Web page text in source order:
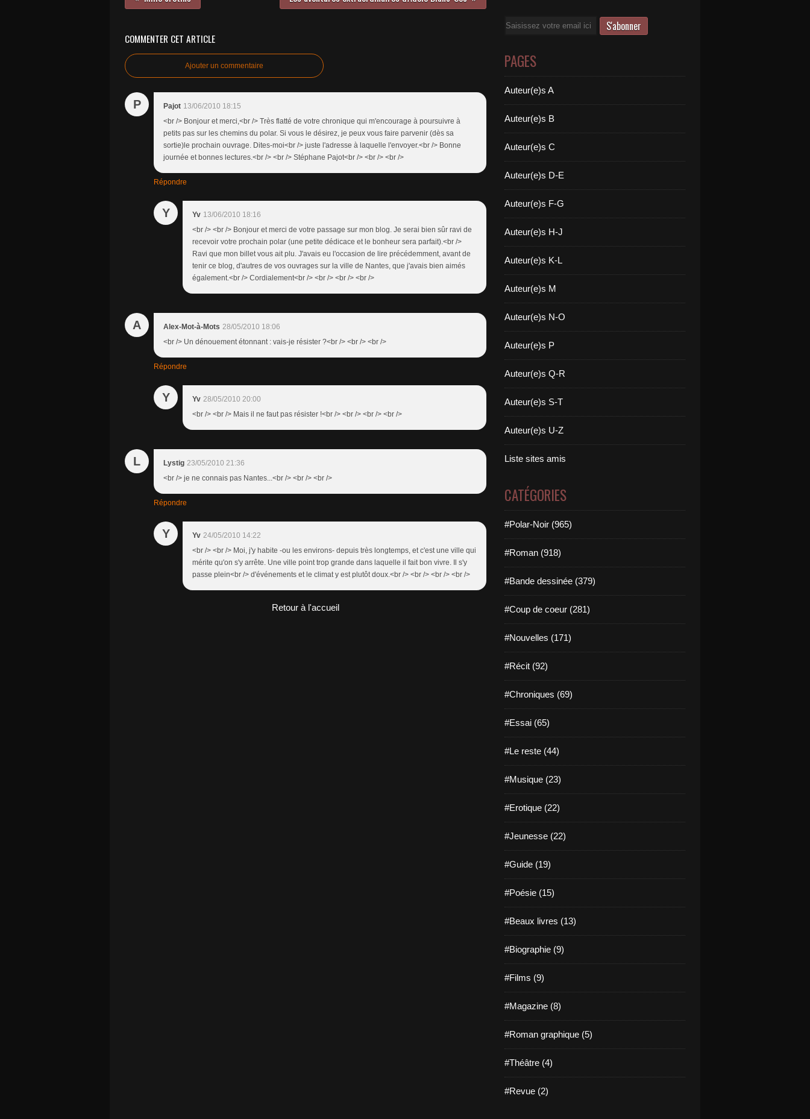
COMMENTER CET ARTICLE
Ajouter un commentaire
P Pajot 13/06/2010 18:15
<br /> Bonjour et merci,<br /> Très flatté de votre chronique qui m'encourage à poursuivre à
petits pas sur les chemins du polar. Si vous le désirez, je peux vous faire parvenir (dès sa
sortie)le prochain ouvrage. Dites-moi<br /> juste l'adresse à laquelle l'envoyer.<br /> Bonne
journée et bonnes lectures.<br /> <br /> Stéphane Pajot<br /> <br /> <br />
Répondre
Y Yv 13/06/2010 18:16
<br /> <br /> Bonjour et merci de votre passage sur mon blog. Je serai bien sûr ravi de
recevoir votre prochain polar (une petite dédicace et le bonheur sera parfait).<br />
Ravi que mon billet vous ait plu. J'avais eu l'occasion de lire précédemment, avant de
tenir ce blog, d'autres de vos ouvrages sur la ville de Nantes, que j'avais bien aimés
également.<br /> Cordialement<br /> <br /> <br /> <br />
A Alex-Mot-à-Mots 28/05/2010 18:06
<br /> Un dénouement étonnant : vais-je résister ?<br /> <br /> <br />
Répondre
Y Yv 28/05/2010 20:00
<br /> <br /> Mais il ne faut pas résister !<br /> <br /> <br /> <br />
L Lystig 23/05/2010 21:36
<br /> je ne connais pas Nantes...<br /> <br /> <br />
Répondre
Y Yv 24/05/2010 14:22
<br /> <br /> Moi, j'y habite -ou les environs- depuis très longtemps, et c'est une ville qui
mérite qu'on s'y arrête. Une ville point trop grande dans laquelle il fait bon vivre. Il s'y
passe plein<br /> d'événements et le climat y est plutôt doux.<br /> <br /> <br /> <br />
Retour à l'accueil
Email
PAGES
Auteur(e)s A
Auteur(e)s B
Auteur(e)s C
Auteur(e)s D-E
Auteur(e)s F-G
Auteur(e)s H-J
Auteur(e)s K-L
Auteur(e)s M
Auteur(e)s N-O
Auteur(e)s P
Auteur(e)s Q-R
Auteur(e)s S-T
Auteur(e)s U-Z
Liste sites amis
CATÉGORIES
#Polar-Noir (965)
#Roman (918)
#Bande dessinée (379)
#Coup de coeur (281)
#Nouvelles (171)
#Récit (92)
#Chroniques (69)
#Essai (65)
#Le reste (44)
#Musique (23)
#Erotique (22)
#Jeunesse (22)
#Guide (19)
#Poésie (15)
#Beaux livres (13)
#Biographie (9)
#Films (9)
#Magazine (8)
#Roman graphique (5)
#Théâtre (4)
#Revue (2)